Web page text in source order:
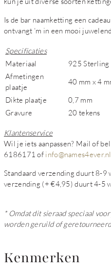
Is de bar naamketting een
ontvangt ‘m in een mooi
Specificaties
Materiaal
925 Sterling
Afmetingen
plaatje
40 mm x 4
Dikte plaatje
0,7 mm
Gravure
20 tekens
Klantenservice
Wil je iets aanpassen? Mail of
6186171 of info@names4ever.nl
Standaard verzending duurt 8-9
verzending (+ €4,95) duurt 4-5
* Omdat dit sieraad speciaal
worden geruild of
Kenmerken